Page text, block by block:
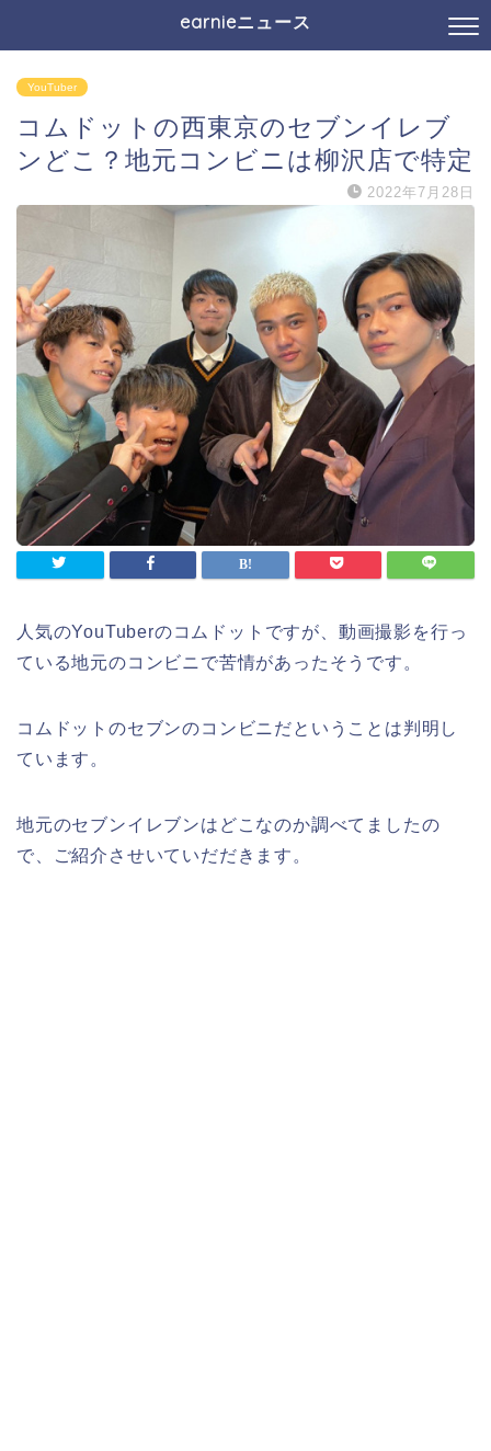
earnieニュース
YouTuber
コムドットの西東京のセブンイレブ
ンどこ？地元コンビニは柳沢店で特定
2022年7月28日
人気のYouTuberのコムドットですが、動画撮影を行っ
ている地元のコンビニで苦情があったそうです。
コムドットのセブンのコンビニだということは判明し
ています。
地元のセブンイレブンはどこなのか調べてましたの
で、ご紹介させいていだだきます。